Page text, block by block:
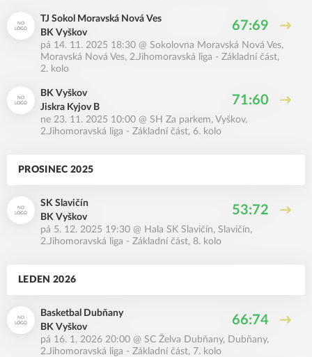
TJ Sokol Moravská Nová Ves
BK Vyškov
67:69
pá 14. 11. 2025 18:30 @ Sokolovna Moravská Nová Ves,
Moravská Nová Ves, 2.Jihomoravská liga - Základní část,
2. kolo
BK Vyškov
Jiskra Kyjov B
71:60
ne 23. 11. 2025 10:00 @ SH Za parkem, Vyškov,
2.Jihomoravská liga - Základní část, 6. kolo
PROSINEC 2025
SK Slavičín
BK Vyškov
53:72
pá 5. 12. 2025 19:30 @ Hala SK Slavičín, Slavičín,
2.Jihomoravská liga - Základní část, 8. kolo
LEDEN 2026
Basketbal Dubňany
BK Vyškov
66:74
pá 16. 1. 2026 20:00 @ SC Želva Dubňany, Dubňany,
2.Jihomoravská liga - Základní část, 7. kolo